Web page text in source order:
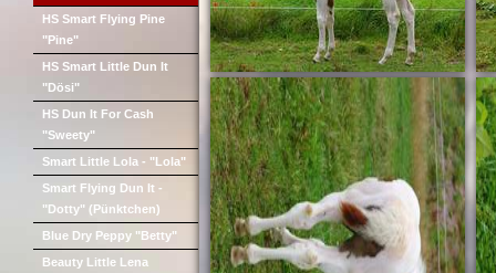
HS Smart Flying Pine
"Pine"
HS Smart Little Dun It
"Dösi"
HS Dun It For Cash
"Sweety"
Smart Little Lola - "Lola"
Smart Flying Dun It -
"Dotty" (Pünktchen)
Blue Dry Peppy "Betty"
Beauty Little Lena